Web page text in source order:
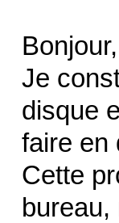
Bonjour,
Je
disque
faire en
Cette